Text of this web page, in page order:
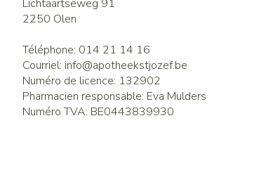
Lichtaartseweg 91
2250 Olen
Téléphone: 014 21 14 16
Courriel: info@apotheekstjozef.be
Numéro de licence: 132902
Pharmacien responsable: Eva Mulders
Numéro TVA: BE0443839930